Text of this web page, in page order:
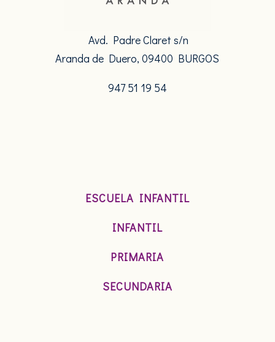
Avd. Padre Claret s/n
Aranda de Duero, 09400 BURGOS
947 51 19 54
ESCUELA INFANTIL
INFANTIL
PRIMARIA
SECUNDARIA